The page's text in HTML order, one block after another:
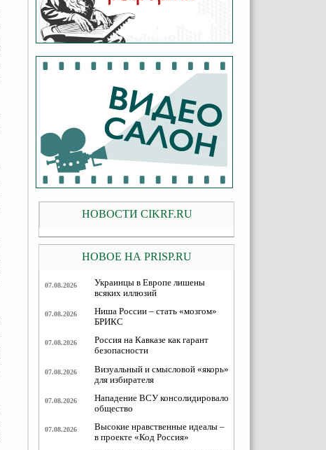
НОВОСТИ CIKRF.RU
НОВОЕ НА PRISP.RU
07.08.2026
Украинцы в Европе лишены
всяких иллюзий
07.08.2026
Ниша России – стать «мозгом»
БРИКС
07.08.2026
Россия на Кавказе как гарант
безопасности
07.08.2026
Визуальный и смысловой «якорь»
для избирателя
07.08.2026
Нападение ВСУ консолидировало
общество
07.08.2026
Высокие нравственные идеалы –
в проекте «Код Россия»